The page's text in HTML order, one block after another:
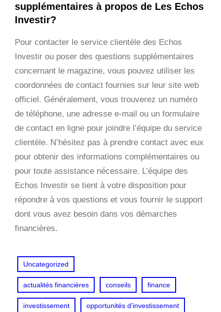
supplémentaires à propos de Les Echos
Investir?
Pour contacter le service clientèle des Echos
Investir ou poser des questions supplémentaires
concernant le magazine, vous pouvez utiliser les
coordonnées de contact fournies sur leur site web
officiel. Généralement, vous trouverez un numéro
de téléphone, une adresse e-mail ou un formulaire
de contact en ligne pour joindre l’équipe du service
clientèle. N’hésitez pas à prendre contact avec eux
pour obtenir des informations complémentaires ou
pour toute assistance nécessaire. L’équipe des
Echos Investir se tient à votre disposition pour
répondre à vos questions et vous fournir le support
dont vous avez besoin dans vos démarches
financières.
Uncategorized
actualités financières conseils finance
investissement opportunités d’investissement